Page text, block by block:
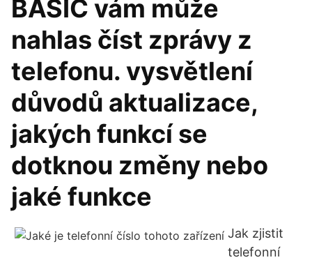
BASIC vám může
nahlas číst zprávy z
telefonu. vysvětlení
důvodů aktualizace,
jakých funkcí se
dotknou změny nebo
jaké funkce
Jak zjistit
telefonní